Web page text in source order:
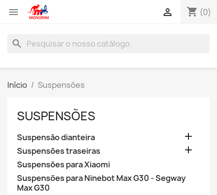
 shopping_cart (0)

search
Início Suspensões
SUSPENSÕES
Suspensão dianteira 
Suspensões traseiras 
Suspensões para Xiaomi
Suspensões para Ninebot Max G30 - Segway
Max G30